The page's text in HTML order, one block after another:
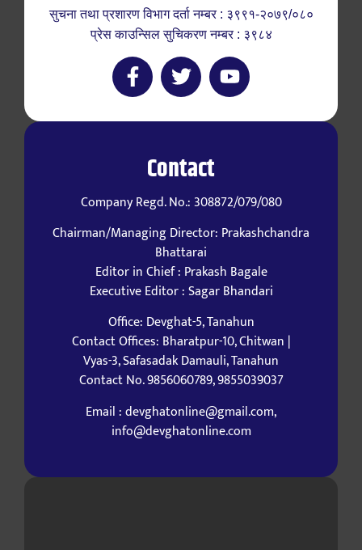
सुचना तथा प्रशारण विभाग दर्ता नम्बर : ३९९१-२०७९/०८०
प्रेस काउन्सिल सुचिकरण नम्बर : ३९८४
Contact
Company Regd. No.: 308872/079/080
Chairman/Managing Director: Prakashchandra
Bhattarai
Editor in Chief : Prakash Bagale
Executive Editor : Sagar Bhandari
Office: Devghat-5, Tanahun
Contact Offices: Bharatpur-10, Chitwan |
Vyas-3, Safasadak Damauli, Tanahun
Contact No. 9856060789, 9855039037
Email : devghatonline@gmail.com,
info@devghatonline.com